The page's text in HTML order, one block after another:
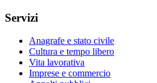
Servizi
Anagrafe e stato civile
Cultura e tempo libero
Vita lavorativa
Imprese e commercio